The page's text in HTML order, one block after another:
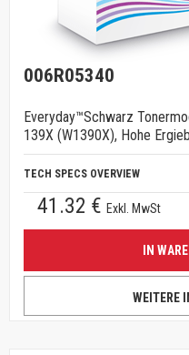
006R05340
Everyday™Schwarz
139X (W1390X), Hohe
TECH SPECS OVERVIEW
41.32 € Exkl. MwSt
IN
WEITERE